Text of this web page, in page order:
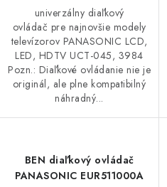
univerzálny diaľkový
ovládač pre najnovšie modely
televízorov PANASONIC LCD,
LED, HDTV UCT-045, 3984
Pozn.: Diaľkové ovládanie nie je
originál, ale plne kompatibilný
náhradný...
BEN diaľkový ovládač
PANASONIC EUR511000A